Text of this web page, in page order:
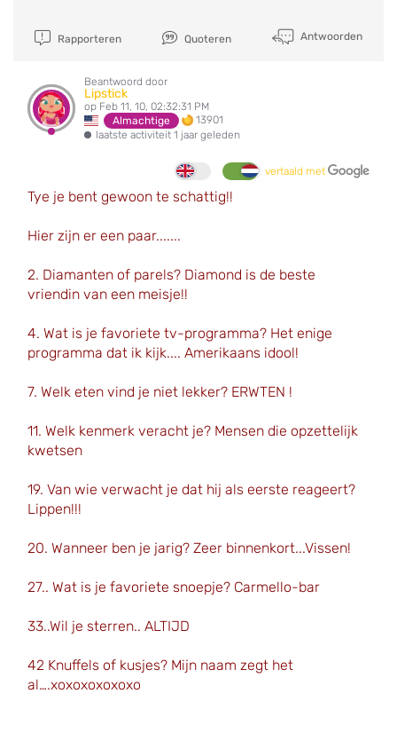
Rapporteren Quoteren Antwoorden
Beantwoord door
Lipstick
op Feb 11, 10, 02:32:31 PM
Almachtige
13901
laatste activiteit 1 jaar geleden
vertaald met
Tye je bent gewoon te schattig!!
Hier zijn er een paar.......
2. Diamanten of parels? Diamond is de beste
vriendin van een meisje!!
4. Wat is je favoriete tv-programma? Het enige
programma dat ik kijk.... Amerikaans idool!
7. Welk eten vind je niet lekker? ERWTEN !
11. Welk kenmerk veracht je? Mensen die opzettelijk
kwetsen
19. Van wie verwacht je dat hij als eerste reageert?
Lippen!!!
20. Wanneer ben je jarig? Zeer binnenkort...Vissen!
27.. Wat is je favoriete snoepje? Carmello-bar
33..Wil je sterren.. ALTIJD
42 Knuffels of kusjes? Mijn naam zegt het
al….xoxoxoxoxoxo